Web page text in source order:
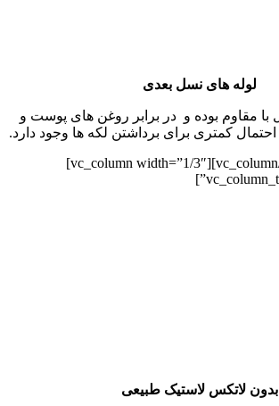
لوله های نسل بعدی
با مقاوم بوده و در برابر روغن های پوست و
احتمال کمتری برای برداشتن لکه ها وجود دارد.
[/vc_column_text][/vc_column][vc_column width=”1/3″]
بدون لاتکس لاستیک طبیعی